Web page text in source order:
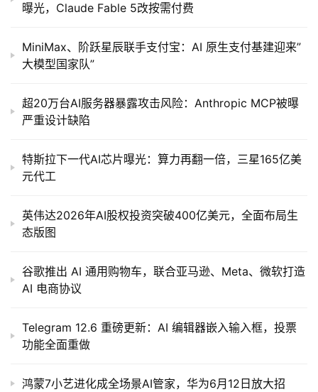
曝光，Claude Fable 5改按需付费
MiniMax、阶跃星辰联手支付宝：AI 原生支付基建迎来”
大模型国家队”
超20万台AI服务器暴露攻击风险：Anthropic MCP被曝
严重设计缺陷
特斯拉下一代AI芯片曝光：算力再翻一倍，三星165亿美
元代工
英伟达2026年AI股权投资突破400亿美元，全面布局生
态版图
谷歌推出 AI 通用购物车，联合亚马逊、Meta、微软打造
AI 电商协议
Telegram 12.6 重磅更新：AI 编辑器嵌入输入框，投票
功能全面重做
鸿蒙7小艺进化成全场景AI管家，华为6月12日放大招